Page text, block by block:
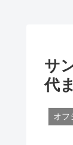
サ
代
オフ